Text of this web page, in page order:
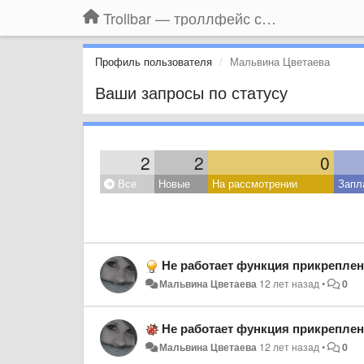
Trollbar — троллфейс смайлы для Контакта, Фейсбука, Одноклассников
Профиль пользователя Мальвина Цветаева
Ваши запросы по статусу
2 2 0
Все Новые На рассмотрении
Не работает функция прикрепления
Мальвина Цветаева 12 лет назад• 0
Не работает функция прикрепления
Мальвина Цветаева 12 лет назад• 0